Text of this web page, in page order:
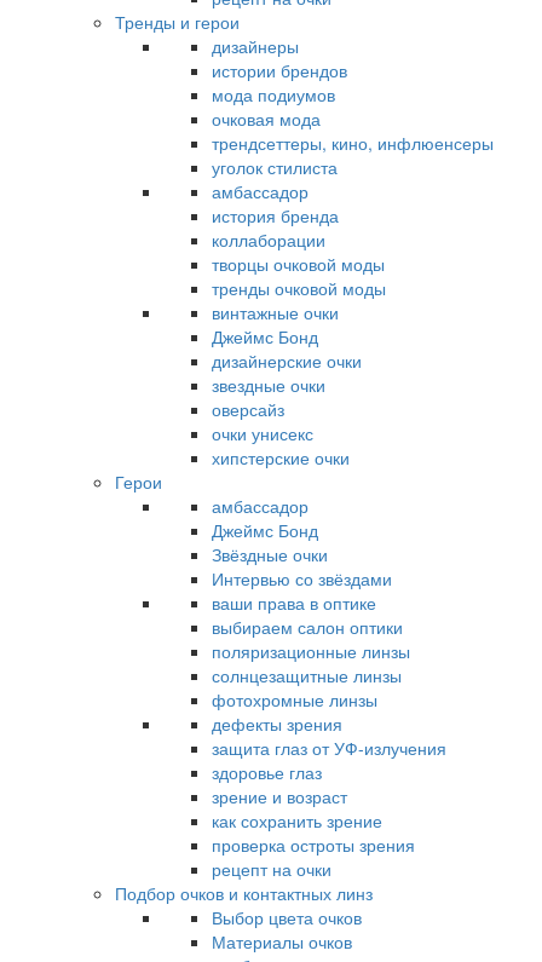
Тренды и герои
дизайнеры
истории брендов
мода подиумов
очковая мода
трендсеттеры, кино, инфлюенсеры
уголок стилиста
амбассадор
история бренда
коллаборации
творцы очковой моды
тренды очковой моды
винтажные очки
Джеймс Бонд
дизайнерские очки
звездные очки
оверсайз
очки унисекс
хипстерские очки
Герои
амбассадор
Джеймс Бонд
Звёздные очки
Интервью со звёздами
ваши права в оптике
выбираем салон оптики
поляризационные линзы
солнцезащитные линзы
фотохромные линзы
дефекты зрения
защита глаз от УФ-излучения
здоровье глаз
зрение и возраст
как сохранить зрение
проверка остроты зрения
рецепт на очки
Подбор очков и контактных линз
Выбор цвета очков
Материалы очков